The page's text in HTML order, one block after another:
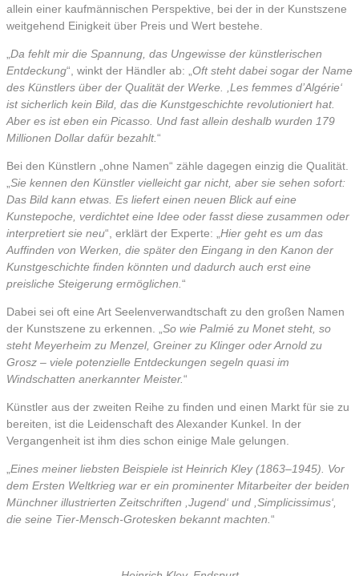
allein einer kaufmännischen Perspektive, bei der in der Kunstszene
weitgehend Einigkeit über Preis und Wert bestehe.
Da fehlt mir die Spannung, das Ungewisse der künstlerischen
Entdeckung“, winkt der Händler ab: „ Oft steht dabei sogar der Name
des Künstlers über der Qualität der Werke. ,Les femmes d’Algérie‘
ist sicherlich kein Bild, das die Kunstgeschichte revolutioniert hat.
Aber es ist eben ein Picasso. Und fast allein deshalb wurden 179
Millionen Dollar dafür bezahlt.“
Bei den Künstlern „ohne Namen“ zähle dagegen einzig die Qualität.
Sie kennen den Künstler vielleicht gar nicht, aber sie sehen sofort:
Das Bild kann etwas. Es liefert einen neuen Blick auf eine
Kunstepoche, verdichtet eine Idee oder fasst diese zusammen oder
interpretiert sie neu“, erklärt der Experte: „ Hier geht es um das
Auffinden von Werken, die später den Eingang in den Kanon der
Kunstgeschichte finden könnten und dadurch auch erst eine
preisliche Steigerung ermöglichen. “
Dabei sei oft eine Art Seelenverwandtschaft zu den großen Namen
der Kunstszene zu erkennen. „ So wie Palmié zu Monet steht, so
steht Meyerheim zu Menzel, Greiner zu Klinger oder Arnold zu
Grosz – viele potenzielle Entdeckungen segeln quasi im
Windschatten anerkannter Meister.“
Künstler aus der zweiten Reihe zu finden und einen Markt für sie zu
bereiten, ist die Leidenschaft des Alexander Kunkel. In der
Vergangenheit ist ihm dies schon einige Male gelungen.
Eines meiner liebsten Beispiele ist Heinrich Kley (1863–1945). Vor
dem Ersten Weltkrieg war er ein prominenter Mitarbeiter der beiden
Münchner illustrierten Zeitschriften ,Jugend‘ und ,Simplicissimus‘,
die seine Tier-Mensch-Grotesken bekannt machten. “